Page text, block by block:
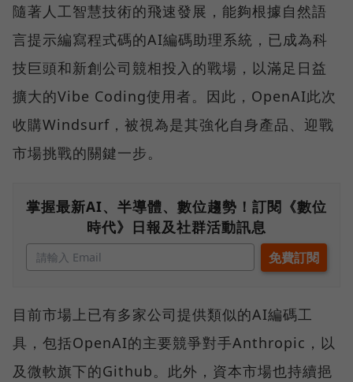
隨著人工智慧技術的飛速發展，能夠根據自然語
言提示編寫程式碼的AI編碼助理系統，已成為科
技巨頭和新創公司競相投入的戰場，以滿足日益
擴大的Vibe Coding使用者。因此，OpenAI此次
收購Windsurf，被視為是其強化自身產品、迎戰
市場挑戰的關鍵一步。
掌握最新AI、半導體、數位趨勢！訂閱《數位
時代》日報及社群活動訊息
目前市場上已有多家公司提供類似的AI編碼工
具，包括OpenAI的主要競爭對手Anthropic，以
及微軟旗下的Github。此外，資本市場也持續挹